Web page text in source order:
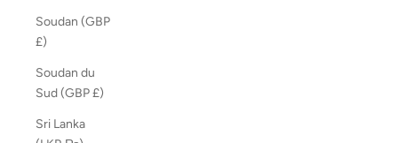
Soudan (GBP
£)
Soudan du
Sud (GBP £)
Sri Lanka